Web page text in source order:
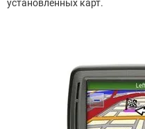
установленных карт.